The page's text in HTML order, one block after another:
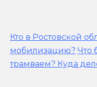
Кто в Ростовской
мобилизацию? Что
трамваем? Куда